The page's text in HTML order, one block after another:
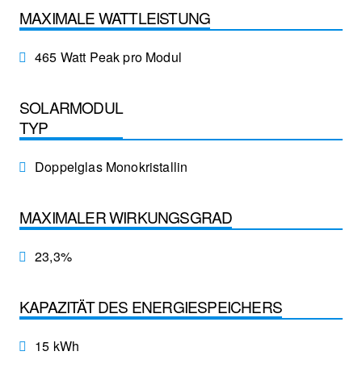
MAXIMALE WATTLEISTUNG
465 Watt Peak pro Modul
SOLARMODUL
TYP
Doppelglas Monokristallin
MAXIMALER WIRKUNGSGRAD
23,3%
KAPAZITÄT DES ENERGIESPEICHERS
15 kWh